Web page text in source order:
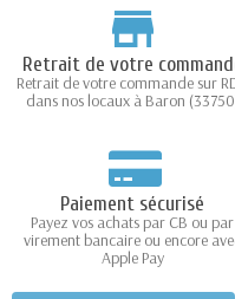
Retrait de votre
Retrait de votre commande sur
dans nos locaux à Baron
Paiement sécurisé
Payez vos achats par CB ou par
virement bancaire ou encore
Apple Pay